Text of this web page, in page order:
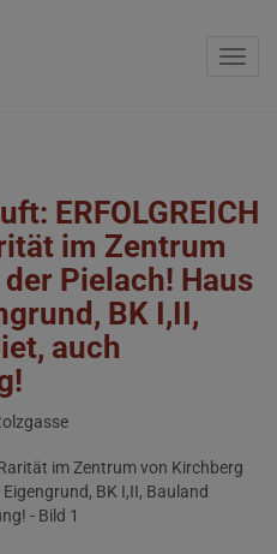
ERFOLGREICH
im Zentrum
Pielach! Haus
BK I,II,
auch